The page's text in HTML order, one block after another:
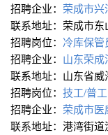
招聘企业： 荣成市兴
联系地址：荣成市
招聘岗位： 冷库保管
招聘企业： 山东荣
联系地址：山东省
招聘岗位： 技工/普工
招聘企业： 荣成市医
联系地址：港湾街道